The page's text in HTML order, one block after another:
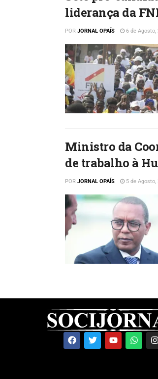
liderança da
POR JORNAL OPAÍS 6 de Agosto,
Ministro da
de trabalho à
POR JORNAL OPAÍS 5 de Agosto,